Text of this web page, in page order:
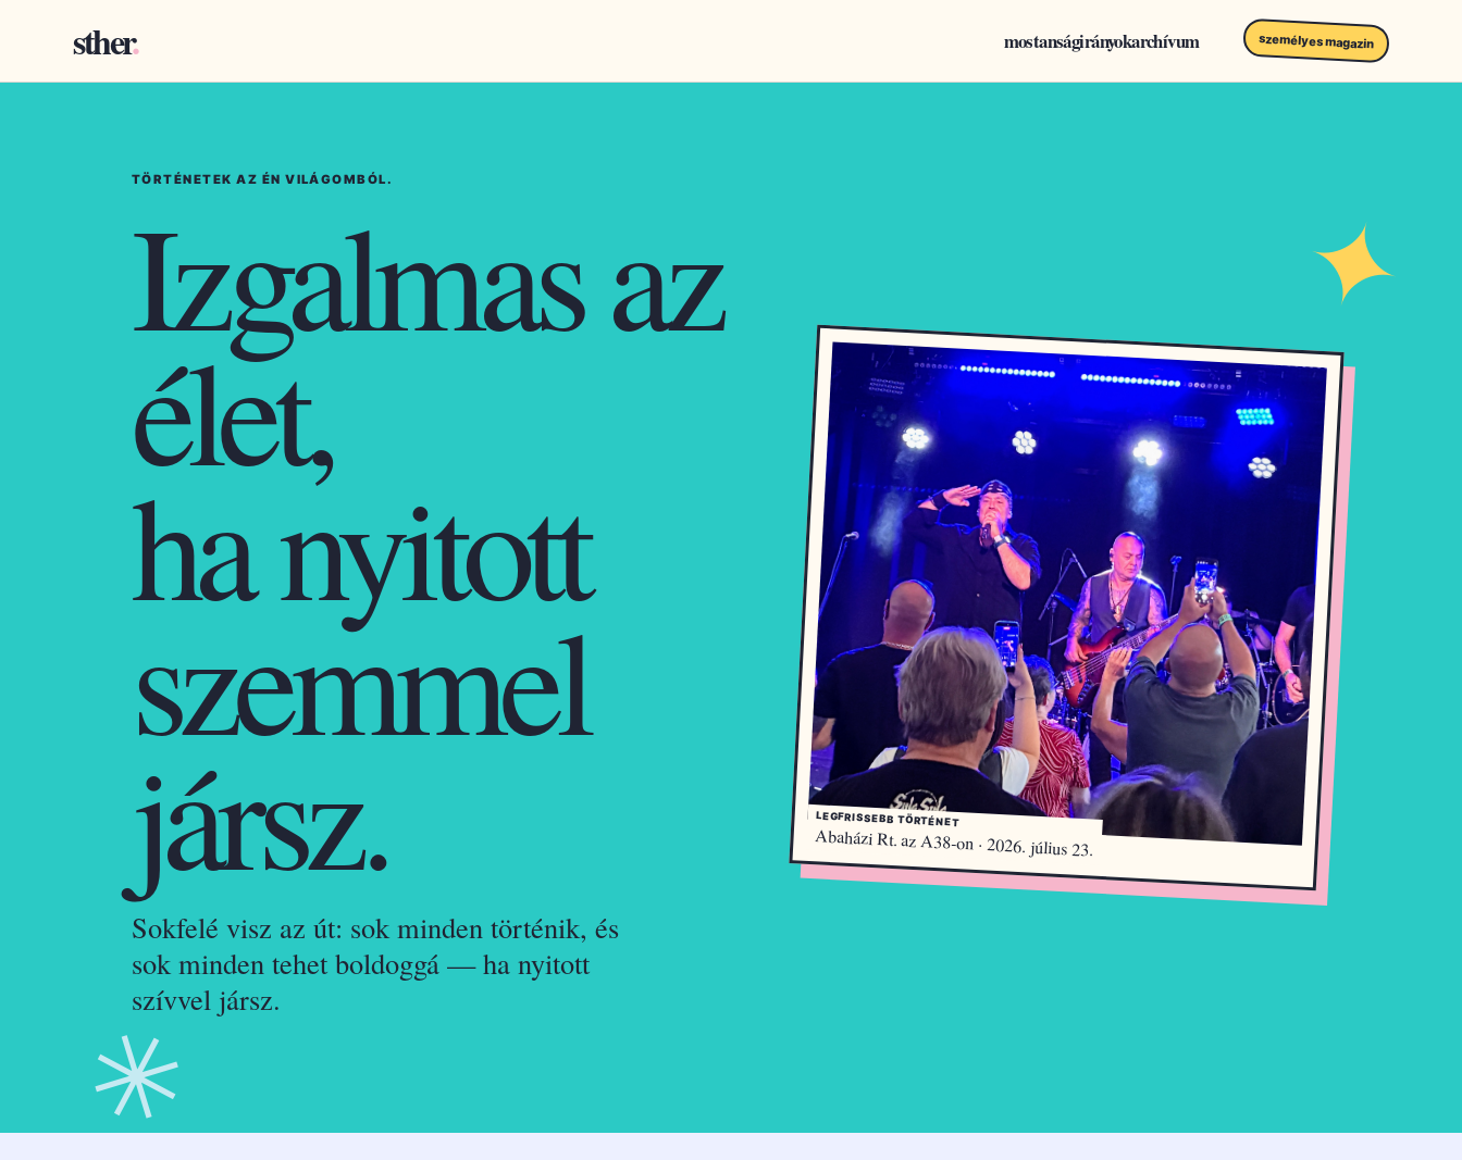
sther. mostanságirányokarchívum személyes magazin
TÖRTÉNETEK AZ ÉN VILÁGOMBÓL.
Izgalmas az
élet,
ha nyitott
szemmel
jársz.
Sokfelé visz az út: sok minden történik, és
sok minden tehet boldoggá — ha nyitott
szívvel jársz.
LEGFRISSEBB TÖRTÉNET
Abaházi Rt. az A38-on · 2026. július 23.
✦
✳